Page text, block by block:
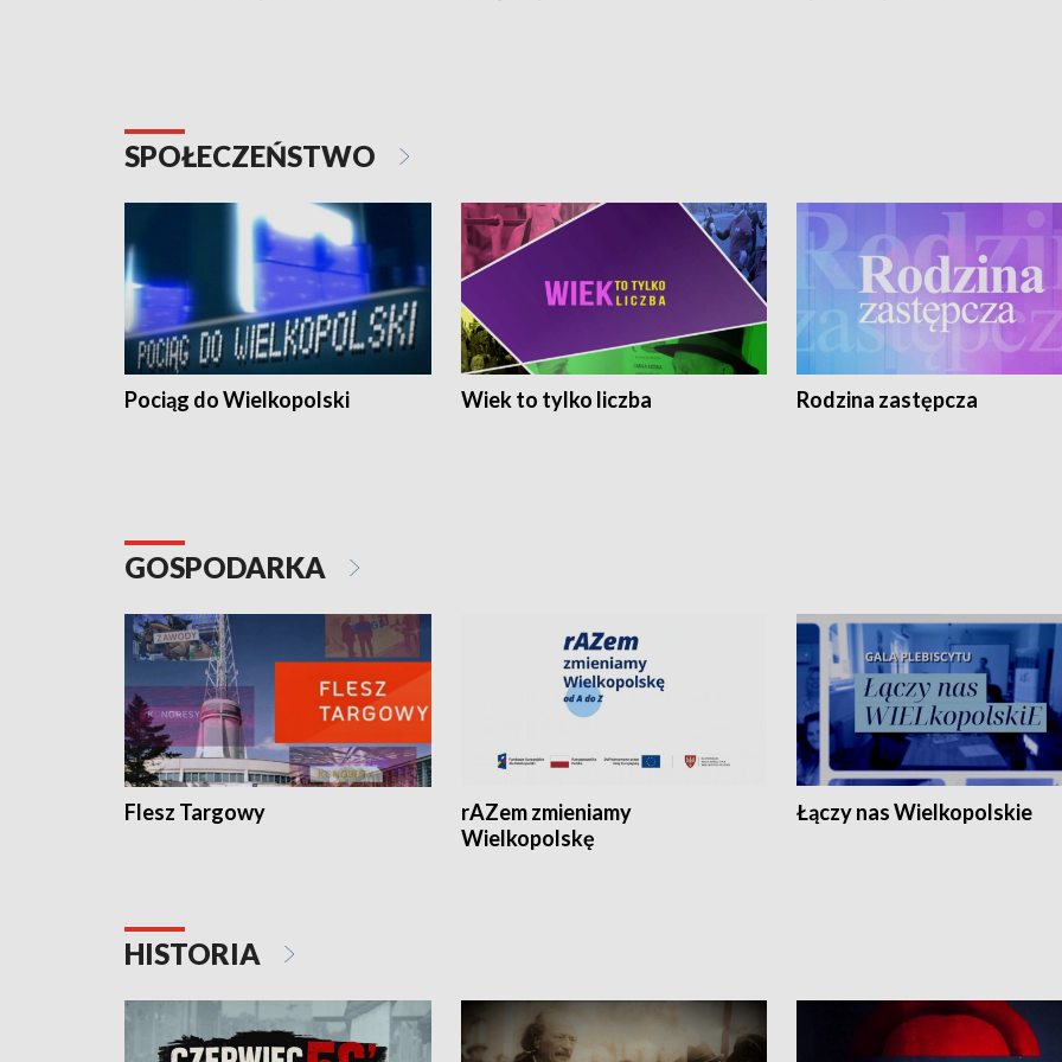
SPOŁECZEŃSTWO
Pociąg do Wielkopolski Wiek to tylko liczba Rodzina zastępcza
GOSPODARKA
Flesz Targowy
rAZem zmieniamy
Wielkopolskę
Łączy nas Wielkopolskie
HISTORIA